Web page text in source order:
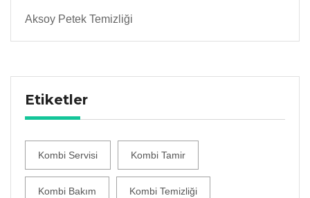
Aksoy Petek Temizliği
Etiketler
Kombi Servisi Kombi Tamir
Kombi Bakım Kombi Temizliği